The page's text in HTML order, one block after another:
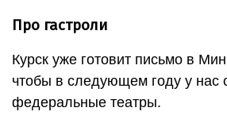
Про гастроли
Курск уже готовит письмо в
чтобы в следующем году у нас
федеральные театры.